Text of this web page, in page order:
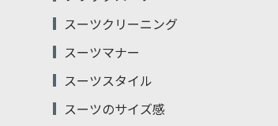
スーツクリーニング
スーツマナー
スーツスタイル
スーツのサイズ感